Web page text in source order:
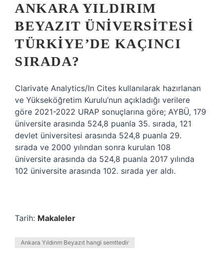
ANKARA YILDIRIM
BEYAZIT ÜNIVERSITESI
TÜRKIYE’DE KAÇINCI
SIRADA?
Clarivate Analytics/In Cites kullanılarak hazırlanan
ve Yükseköğretim Kurulu’nun açıkladığı verilere
göre 2021-2022 URAP sonuçlarına göre; AYBÜ, 179
üniversite arasında 524,8 puanla 35. sırada, 121
devlet üniversitesi arasında 524,8 puanla 29.
sırada ve 2000 yılından sonra kurulan 108
üniversite arasında da 524,8 puanla 2017 yılında
102 üniversite arasında 102. sırada yer aldı.
Tarih: Makaleler
Ankara Yıldırım Beyazıt hangi semttedir